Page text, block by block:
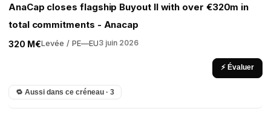
AnaCap closes flagship Buyout II with over €320m in
total commitments - Anacap
Levée / PE
320 M€ —EU3 juin 2026
⚡ Évaluer
🔁 Aussi dans ce créneau · 3